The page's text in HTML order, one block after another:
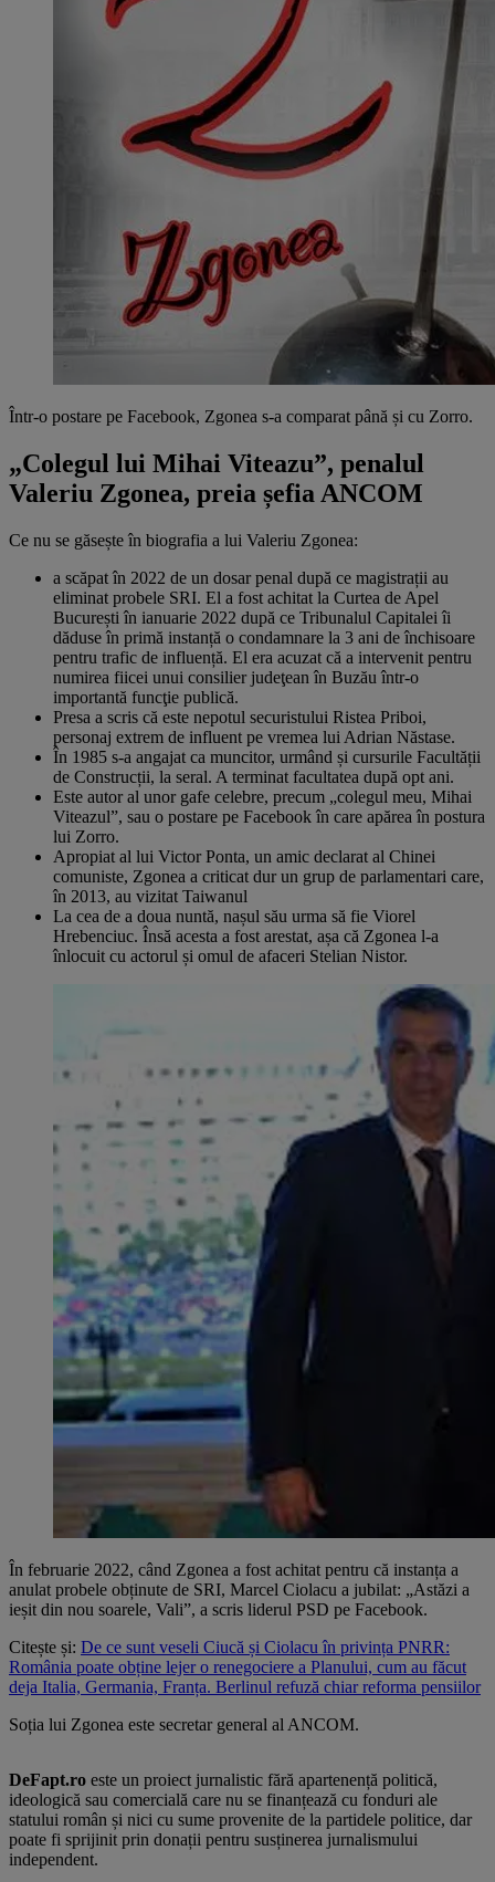
Într-o postare pe Facebook, Zgonea s-a comparat până și cu Zorro.
„Colegul lui Mihai Viteazu”, penalul
Valeriu Zgonea, preia șefia ANCOM
Ce nu se găsește în biografia a lui Valeriu Zgonea:
a scăpat în 2022 de un dosar penal după ce magistrații au
eliminat probele SRI. El a fost achitat la Curtea de Apel
București în ianuarie 2022 după ce Tribunalul Capitalei îi
dăduse în primă instanță o condamnare la 3 ani de închisoare
pentru trafic de influență. El era acuzat că a intervenit pentru
numirea fiicei unui consilier judeţean în Buzău într-o
importantă funcţie publică.
Presa a scris că este nepotul securistului Ristea Priboi,
personaj extrem de influent pe vremea lui Adrian Năstase.
În 1985 s-a angajat ca muncitor, urmând și cursurile Facultății
de Construcții, la seral. A terminat facultatea după opt ani.
Este autor al unor gafe celebre, precum „colegul meu, Mihai
Viteazul”, sau o postare pe Facebook în care apărea în postura
lui Zorro.
Apropiat al lui Victor Ponta, un amic declarat al Chinei
comuniste, Zgonea a criticat dur un grup de parlamentari care,
în 2013, au vizitat Taiwanul
La cea de a doua nuntă, nașul său urma să fie Viorel
Hrebenciuc. Însă acesta a fost arestat, așa că Zgonea l-a
înlocuit cu actorul și omul de afaceri Stelian Nistor.
În februarie 2022, când Zgonea a fost achitat pentru că instanța a
anulat probele obținute de SRI, Marcel Ciolacu a jubilat: „Astăzi a
ieșit din nou soarele, Vali”, a scris liderul PSD pe Facebook.
Citește și: De ce sunt veseli Ciucă și Ciolacu în privința PNRR:
România poate obține lejer o renegociere a Planului, cum au făcut
deja Italia, Germania, Franța. Berlinul refuză chiar reforma pensiilor
Soția lui Zgonea este secretar general al ANCOM.
DeFapt.ro este un proiect jurnalistic fără apartenență politică,
ideologică sau comercială care nu se finanțează cu fonduri ale
statului român și nici cu sume provenite de la partidele politice, dar
poate fi sprijinit prin donații pentru susținerea jurnalismului
independent.